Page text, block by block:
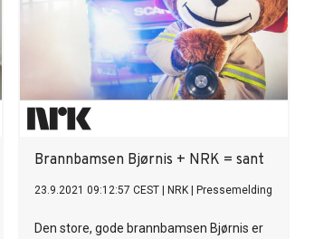
Brannbamsen Bjørnis + NRK = sant
23.9.2021 09:12:57 CEST NRK Pressemelding
Den store, gode brannbamsen Bjørnis er